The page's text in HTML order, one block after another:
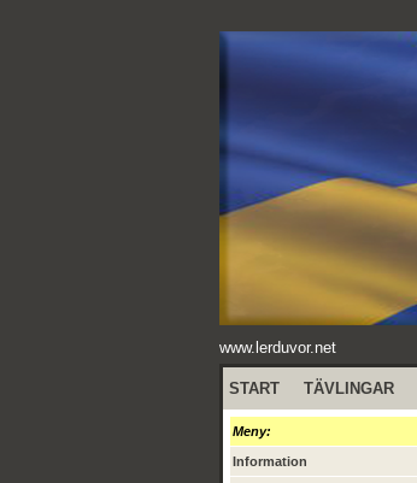
www.lerduvor.net
START TÄVLINGAR
Meny:
Information